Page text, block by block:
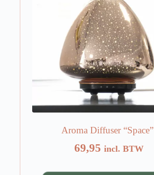
Aroma Diffuser “Space”
69,95 incl. BTW